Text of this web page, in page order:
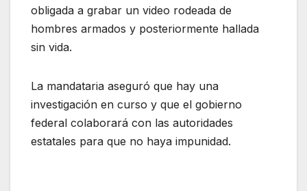
obligada a grabar un video rodeada de
hombres armados y posteriormente hallada
sin vida.
La mandataria aseguró que hay una
investigación en curso y que el gobierno
federal colaborará con las autoridades
estatales para que no haya impunidad.